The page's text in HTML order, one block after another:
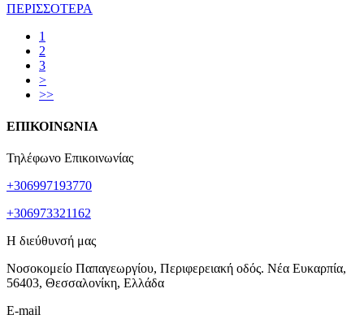
ΠΕΡΙΣΣΟΤΕΡΑ
1
2
3
>
>>
ΕΠΙΚΟΙΝΩΝΙΑ
Τηλέφωνο Επικοινωνίας
+306997193770
+306973321162
Η διεύθυνσή μας
Νοσοκομείο Παπαγεωργίου, Περιφερειακή οδός. Νέα Ευκαρπία,
56403, Θεσσαλονίκη, Ελλάδα
E-mail